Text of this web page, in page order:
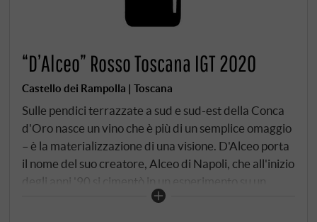
“D’Alceo” Rosso Toscana IGT 2020
Castello dei Rampolla | Toscana
Sulle pendici terrazzate a sud e sud-est della Conca
d'Oro nasce un vino che è più di un semplice omaggio
– è la materializzazione di una visione. D'Alceo porta
il nome del suo creatore, Alceo di Napoli, che all'inizio
degli anni '90 si cimentò in un esperimento su un
terreno vergine, mai coltivato prima, che sarebbe